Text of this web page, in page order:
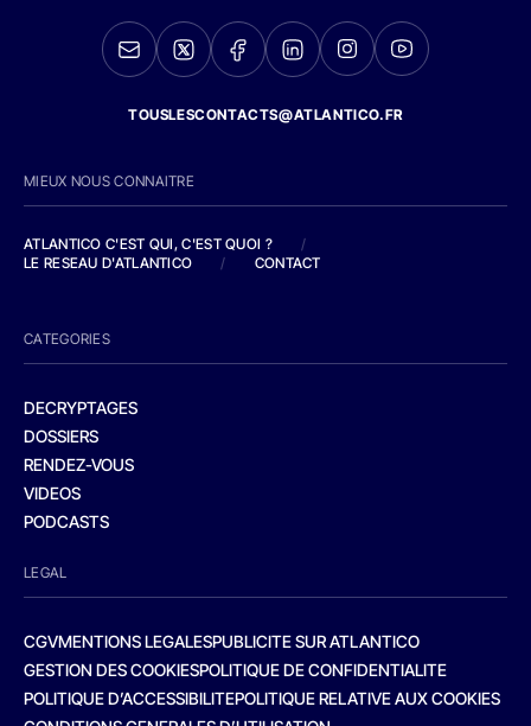
TOUSLESCONTACTS@ATLANTICO.FR
MIEUX NOUS CONNAITRE
ATLANTICO C'EST QUI, C'EST QUOI ?
/
LE RESEAU D'ATLANTICO
/ CONTACT
CATEGORIES
DECRYPTAGES
DOSSIERS
RENDEZ-VOUS
VIDEOS
PODCASTS
LEGAL
CGVMENTIONS LEGALESPUBLICITE SUR ATLANTICO
GESTION DES COOKIESPOLITIQUE DE CONFIDENTIALITE
POLITIQUE D’ACCESSIBILITEPOLITIQUE RELATIVE AUX COOKIES